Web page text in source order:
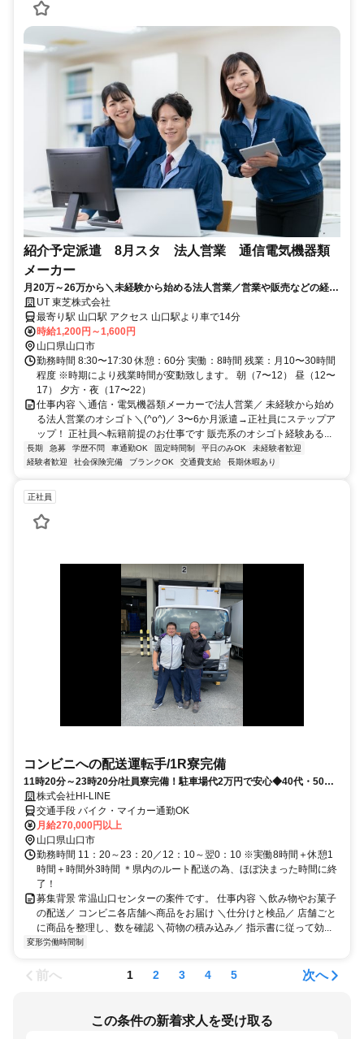
紹介予定派遣 8月スタ 法人営業 通信電気機器類
メーカー
月20万～26万から＼未経験から始める法人営業／営業や販売などの経験
ある方歓迎です
UT 東芝株式会社
最寄り駅 山口駅 アクセス 山口駅より車で14分
時給1,200円～1,600円
山口県山口市
勤務時間 8:30〜17:30 休憩：60分 実働：8時間 残業：月10〜30時間
程度 ※時期により残業時間が変動致します。 朝（7〜12） 昼（12〜
17） 夕方・夜（17〜22）
仕事内容 ＼通信・電気機器類メーカーで法人営業／ 未経験から始め
る法人営業のオシゴト＼(^o^)／ 3〜6か月派遣→正社員にステップア
ップ！ 正社員へ転籍前提のお仕事です 販売系のオシゴト経験ある...
長期 急募 学歴不問 車通勤OK 固定時間制 平日のみOK
未経験者歓迎
経験者歓迎
社会保険完備 ブランクOK 交通費支給 長期休暇あり
正社員
コンビニへの配送運転手/1R寮完備
11時20分～23時20分/社員寮完備！駐車場代2万円で安心◆40代・50代
活躍中◆中型免許所持者急募◆未経験者9割以上！40代からのキャリア
チェンジも◎
株式会社HI-LINE
交通手段 バイク・マイカー通勤OK
月給270,000円以上
山口県山口市
勤務時間 11：20～23：20／12：10～翌0：10 ※実働8時間＋休憩1
時間＋時間外3時間 ＊県内のルート配送の為、ほぼ決まった時間に終
了！
募集背景 常温山口センターの案件です。 仕事内容 ＼飲み物やお菓子
の配送／ コンビニ各店舗へ商品をお届け ＼仕分けと検品／ 店舗ごと
に商品を整理し、数を確認 ＼荷物の積み込み／ 指示書に従って効...
変形労働時間制
前へ 1 2 3 4 5 次へ
この条件の新着求人を受け取る